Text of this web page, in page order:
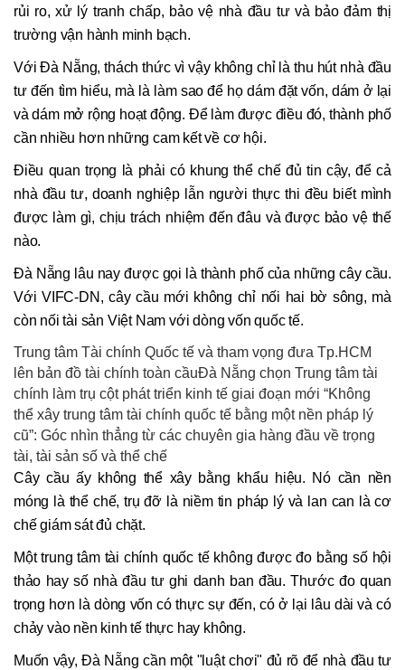
rủi ro, xử lý tranh chấp, bảo vệ nhà đầu tư và bảo đảm thị
trường vận hành minh bạch.
Với Đà Nẵng, thách thức vì vậy không chỉ là thu hút nhà đầu
tư đến tìm hiểu, mà là làm sao để họ dám đặt vốn, dám ở lại
và dám mở rộng hoạt động. Để làm được điều đó, thành phố
cần nhiều hơn những cam kết về cơ hội.
Điều quan trọng là phải có khung thể chế đủ tin cậy, để cả
nhà đầu tư, doanh nghiệp lẫn người thực thi đều biết mình
được làm gì, chịu trách nhiệm đến đâu và được bảo vệ thế
nào.
Đà Nẵng lâu nay được gọi là thành phố của những cây cầu.
Với VIFC-DN, cây cầu mới không chỉ nối hai bờ sông, mà
còn nối tài sản Việt Nam với dòng vốn quốc tế.
Trung tâm Tài chính Quốc tế và tham vọng đưa Tp.HCM
lên bản đồ tài chính toàn cầuĐà Nẵng chọn Trung tâm tài
chính làm trụ cột phát triển kinh tế giai đoạn mới “Không
thể xây trung tâm tài chính quốc tế bằng một nền pháp lý
cũ”: Góc nhìn thẳng từ các chuyên gia hàng đầu về trọng
tài, tài sản số và thể chế
Cây cầu ấy không thể xây bằng khẩu hiệu. Nó cần nền
móng là thể chế, trụ đỡ là niềm tin pháp lý và lan can là cơ
chế giám sát đủ chặt.
Một trung tâm tài chính quốc tế không được đo bằng số hội
thảo hay số nhà đầu tư ghi danh ban đầu. Thước đo quan
trọng hơn là dòng vốn có thực sự đến, có ở lại lâu dài và có
chảy vào nền kinh tế thực hay không.
Muốn vậy, Đà Nẵng cần một "luật chơi" đủ rõ để nhà đầu tư